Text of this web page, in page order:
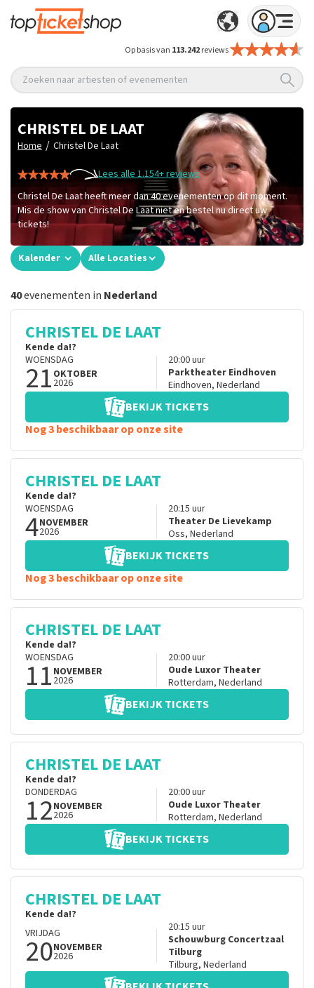
Op basis van 113.242reviews
Zoeken naar artiesten of evenementen
CHRISTEL DE LAAT
Home / Christel De Laat
Lees alle 1.154+ reviews
Christel De Laat heeft meer dan 40 evenementen op dit moment.
Mis de show van Christel De Laat niet en bestel nu direct uw
tickets!
Kalender Alle Locaties
40evenementen in Nederland
CHRISTEL DE LAAT
Kende da!?
WOENSDAG
21 OKTOBER
2026
20:00uur
Parktheater Eindhoven
Eindhoven, Nederland
BEKIJK TICKETS
Nog 3 beschikbaar op onze site
CHRISTEL DE LAAT
Kende da!?
WOENSDAG
4NOVEMBER
2026
20:15 uur
Theater De Lievekamp
Oss, Nederland
BEKIJK TICKETS
Nog 3 beschikbaar op onze site
CHRISTEL DE LAAT
Kende da!?
WOENSDAG
11 NOVEMBER
2026
20:00uur
Oude Luxor Theater
Rotterdam, Nederland
BEKIJK TICKETS
CHRISTEL DE LAAT
Kende da!?
DONDERDAG
12NOVEMBER
2026
20:00uur
Oude Luxor Theater
Rotterdam, Nederland
BEKIJK TICKETS
CHRISTEL DE LAAT
Kende da!?
VRIJDAG
20NOVEMBER
2026
20:15 uur
Schouwburg Concertzaal
Tilburg
Tilburg, Nederland